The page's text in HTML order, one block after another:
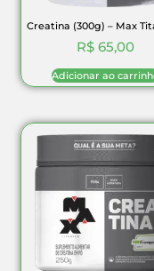
Creatina (300g) – Max
R$ 65,00
Adicionar ao